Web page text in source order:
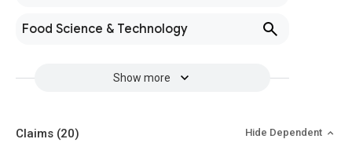
Food Science & Technology
Show more
Claims (20) Hide Dependent